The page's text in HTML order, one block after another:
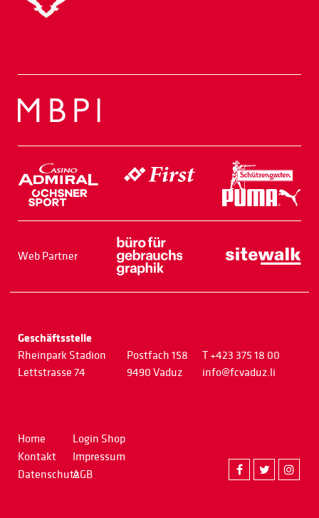
Web Partner
Geschäftsstelle
Rheinpark Stadion
Lettstrasse 74
Postfach 158
9490 Vaduz
T +423 375 18 00
info@fcvaduz.li
Home
Kontakt
Datenschutz
Login Shop
Impressum
AGB